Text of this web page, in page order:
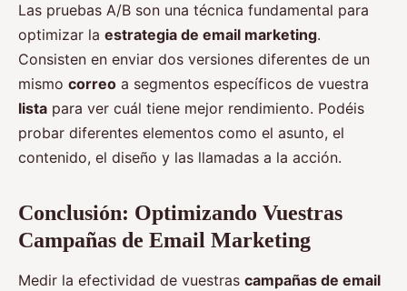
Las pruebas A/B son una técnica fundamental para
optimizar la estrategia de email marketing.
Consisten en enviar dos versiones diferentes de un
mismo correo a segmentos específicos de vuestra
lista para ver cuál tiene mejor rendimiento. Podéis
probar diferentes elementos como el asunto, el
contenido, el diseño y las llamadas a la acción.
Conclusión: Optimizando Vuestras
Campañas de Email Marketing
Medir la efectividad de vuestras campañas de email